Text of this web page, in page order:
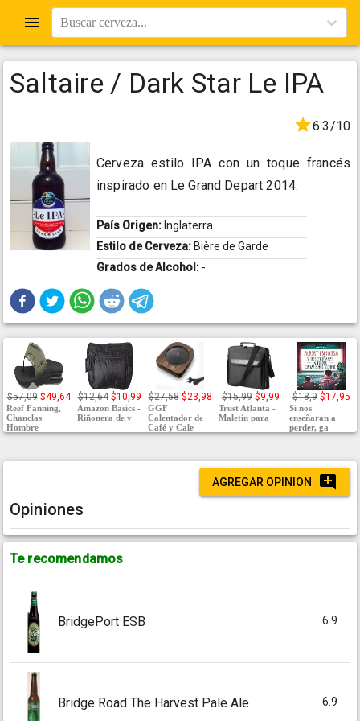
Buscar cerveza...
Saltaire / Dark Star Le IPA
6.3/10
Cerveza estilo IPA con un toque francés
inspirado en Le Grand Depart 2014.
País Origen: Inglaterra
Estilo de Cerveza: Bière de Garde
Grados de Alcohol: -
$57,09 $49,64
Reef Fanning,
Chanclas
Hombre
$12,64 $10,99
Amazon Basics -
Riñonera de v
$27,58 $23,98
GGF
Calentador de
Café y Cale
$15,99 $9,99
Trust Atlanta -
Maletín para
$18,9 $17,95
Si nos
enseñaran a
perder, ga
AGREGAR OPINION
Opiniones
Te recomendamos
BridgePort ESB 6.9
Bridge Road The Harvest Pale Ale 6.9